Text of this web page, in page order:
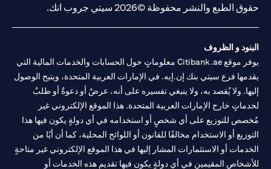
حقوق الطبع والنشر محفوظة ©2026 سيتي جروب انك.
البنود و الظروف
يوفر موقع Citibank.ae معلوماتٍ حول الحسابات والخدمات المالية التي
يقدمها فرع سيتي بنك إن.إيه. في الإمارات العربية المتحدة، ويتيح الوصول
إليها. ولا يُقصد به، ولا ينبغي تفسيره على أنه، عرضٌ أو دعوةٌ أو طلبٌ
لخدماتٍ خارج الإمارات العربية المتحدة. هذا الموقع الإلكتروني غير
مُخصص للتوزيع على أي شخصٍ أو استخدامه في أي دولةٍ يكون فيها هذا
التوزيع أو الاستخدام مخالفًا للقانون أو اللوائح المحلية، كما أن أيًا من
الخدمات أو الاستثمارات المشار إليها في هذا الموقع الإلكتروني غير متاحةٍ
للأشخاص المقيمين في أي دولةٍ يكون فيها تقديم هذه الخدمات أو